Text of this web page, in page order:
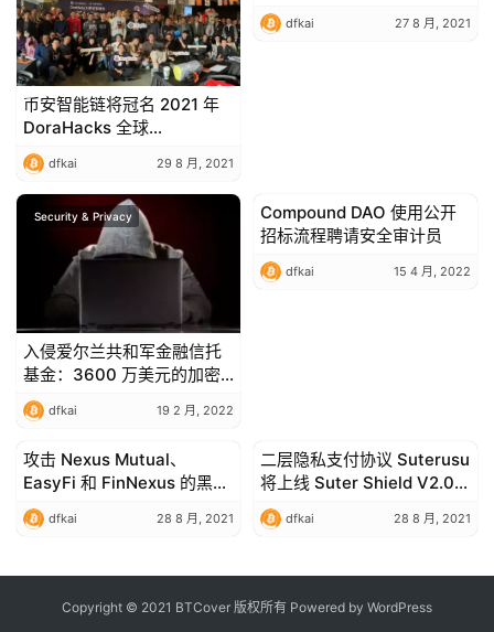
币安智能链将冠名 2021 年
DoraHacks 全球
Hackathon 系列 GHS
dfkai 29 8 月, 2021
dfkai 27 8 月, 2021
Security & Privacy
入侵爱尔兰共和军金融信托
基金：3600 万美元的加密
货币被盗
dfkai 19 2 月, 2022
Security & Privacy
Compound DAO 使用公开
招标流程聘请安全审计员
dfkai 15 4 月, 2022
Security & Privacy
攻击 Nexus Mutual、
EasyFi 和 FinNexus 的黑客
是同一个吗？
dfkai 28 8 月, 2021
Security & Privacy
二层隐私支付协议 Suterusu
将上线 Suter Shield V2.0，
提升可用性、安全性和可更
新性dfkai 28 8 月, 2021
Copyright © 2021 BTCover 版权所有 Powered by WordPress